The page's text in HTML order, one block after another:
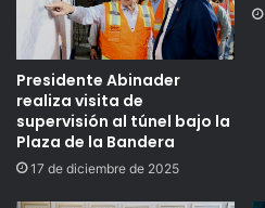
Presidente Abinader
realiza visita de
supervisión al túnel bajo la
Plaza de la Bandera
17 de diciembre de 2025